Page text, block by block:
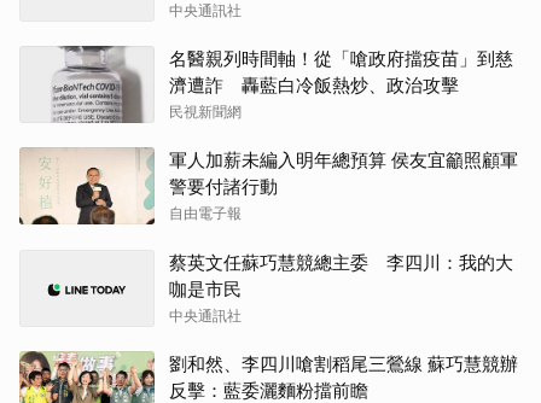
中央通訊社
名醫親列時間軸！從「嗆政府擋疫苗」到慈
濟遭詐 轟藍白冷飯熱炒、政治攻擊
民視新聞網
軍人加薪未編入明年總預算 侯友宜籲照顧軍
警要付諸行動
自由電子報
蔡英文任蘇巧慧競總主委 李四川：我的大
咖是市民
中央通訊社
劉和然、李四川嗆割稻尾三鶯線 蘇巧慧競辦
反擊：藍委灑麵粉擋前瞻